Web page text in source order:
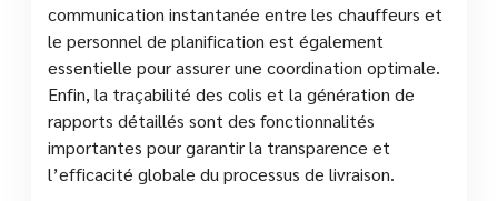
communication instantanée entre les chauffeurs et
le personnel de planification est également
essentielle pour assurer une coordination optimale.
Enfin, la traçabilité des colis et la génération de
rapports détaillés sont des fonctionnalités
importantes pour garantir la transparence et
l’efficacité globale du processus de livraison.